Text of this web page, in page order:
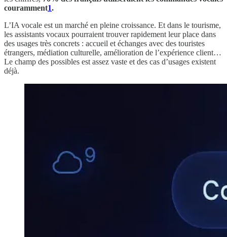
couramment1.
L’IA vocale est un marché en pleine croissance. Et dans le tourisme,
les assistants vocaux pourraient trouver rapidement leur place dans
des usages très concrets : accueil et échanges avec des touristes
étrangers, médiation culturelle, amélioration de l’expérience client…
Le champ des possibles est assez vaste et des cas d’usages existent
déjà.